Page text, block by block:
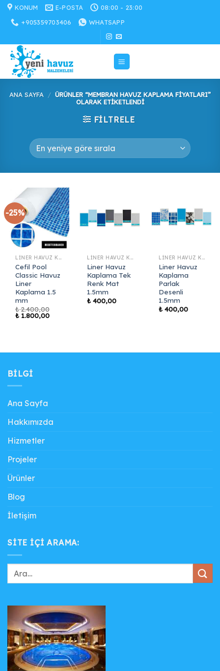
İçeriğe
atla
KONUM E-POSTA
08:00 - 23:00
+905359703406
WHATSAPP
ANA SAYFA / ÜRÜNLER “MEMBRAN HAVUZ KAPLAMA FIYATLARI”
OLARAK ETIKETLENDI
FILTRELE
-25%
LINER HAVUZ KAPLAMA
Cefil Pool
Classic Havuz
Liner
Kaplama 1.5
mm
₺2.400,00
Orijinal
fiyat:
₺ 1.800,00Şu
LINER HAVUZ KAPLAMA
Liner Havuz
Kaplama Tek
Renk Mat
1.5mm
₺ 400,00
LINER HAVUZ KAPLAMA
Liner Havuz
Kaplama
Parlak
Desenli
1.5mm
₺ 400,00
BILGI
Ana Sayfa
Hakkımızda
Hizmetler
Projeler
Ürünler
Blog
İletişim
SITE IÇI ARAMA: